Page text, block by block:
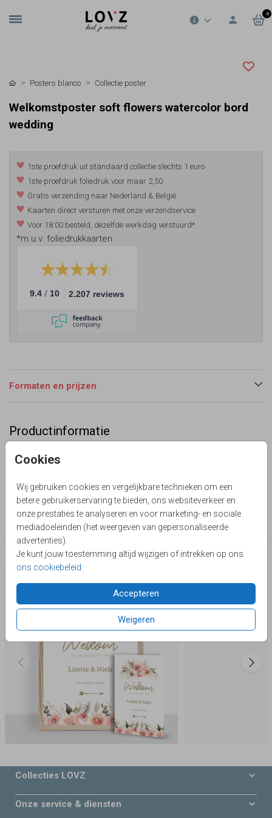
0
Cookies
Wij gebruiken cookies en vergelijkbare technieken om een
betere gebruikerservaring te bieden, ons websiteverkeer en
onze prestaties te analyseren en voor marketing- en sociale
mediadoeleinden (het weergeven van gepersonaliseerde
advertenties).
Je kunt jouw toestemming altijd wijzigen of intrekken op ons
ons cookiebeleid
Accepteren
Weigeren
Posters blanco Collectie poster
Welkomstposter soft flowers watercolor bord
wedding
1ste proefdruk uit standaard collectie slechts 1 euro
1ste proefdruk foliedruk voor maar 2,50
Gratis verzending naar Nederland & België
Kaarten direct versturen met onze verzendservice
Voor 18:00 besteld, dezelfde werkdag verstuurd*
*m.u.v. foliedrukkaarten
9.4 / 10 2.207 reviews
Formaten en prijzen
Productinformatie
Omschrijving
Zelf maken. Pastel bloemen boeket.
Collectie
Collectie poster
Deze producten zijn wellicht ook iets voor je
Collecties LOVZ
Onze service & diensten